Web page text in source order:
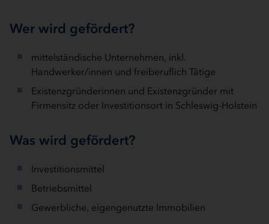
Wer wird gefördert?
mittelständische Unternehmen, inkl.
Handwerker/innen und freiberuflich Tätige
Existenzgründerinnen und Existenzgründer mit
Firmensitz oder Investitionsort in Schleswig-Holstein
Was wird gefördert?
Investitionsmittel
Betriebsmittel
Gewerbliche, eigengenutzte Immobilien